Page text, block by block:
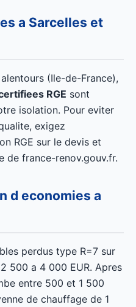
a Sarcelles et
(Ile-de-France),
RGE sont
isolation. Pour eviter
exigez
RGE sur le devis et
de france-renov.gouv.fr.
d economies a
perdus type R=7 sur
500 a 4 000 EUR. Apres
entre 500 et 1 500
de chauffage de 1